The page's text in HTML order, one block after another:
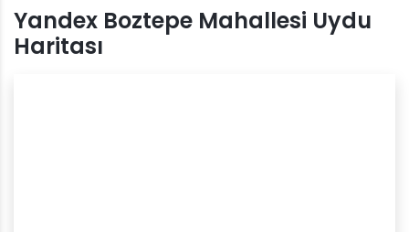
Yandex Boztepe Mahallesi Uydu
Haritası